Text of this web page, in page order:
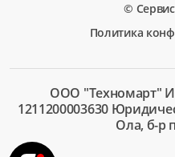
©
Политика
ООО "Техномарт"
1211200003630
Ола, б-р